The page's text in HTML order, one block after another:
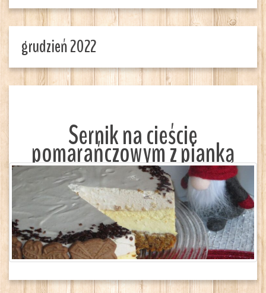
grudzień 2022
Sernik na cieście
pomarańczowym z pianką